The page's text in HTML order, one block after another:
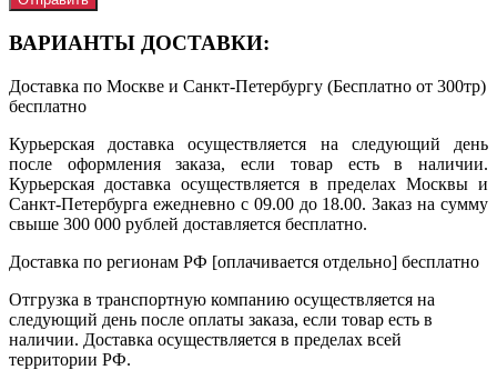
ВАРИАНТЫ ДОСТАВКИ:
Доставка по Москве и Санкт-Петербургу (Бесплатно от 300тр)
бесплатно
Курьерская доставка осуществляется на следующий день
после оформления заказа, если товар есть в наличии.
Курьерская доставка осуществляется в пределах Москвы и
Санкт-Петербурга ежедневно с 09.00 до 18.00. Заказ на сумму
свыше 300 000 рублей доставляется бесплатно.
Доставка по регионам РФ [оплачивается отдельно] бесплатно
Отгрузка в транспортную компанию осуществляется на
следующий день после оплаты заказа, если товар есть в
наличии. Доставка осуществляется в пределах всей
территории РФ.